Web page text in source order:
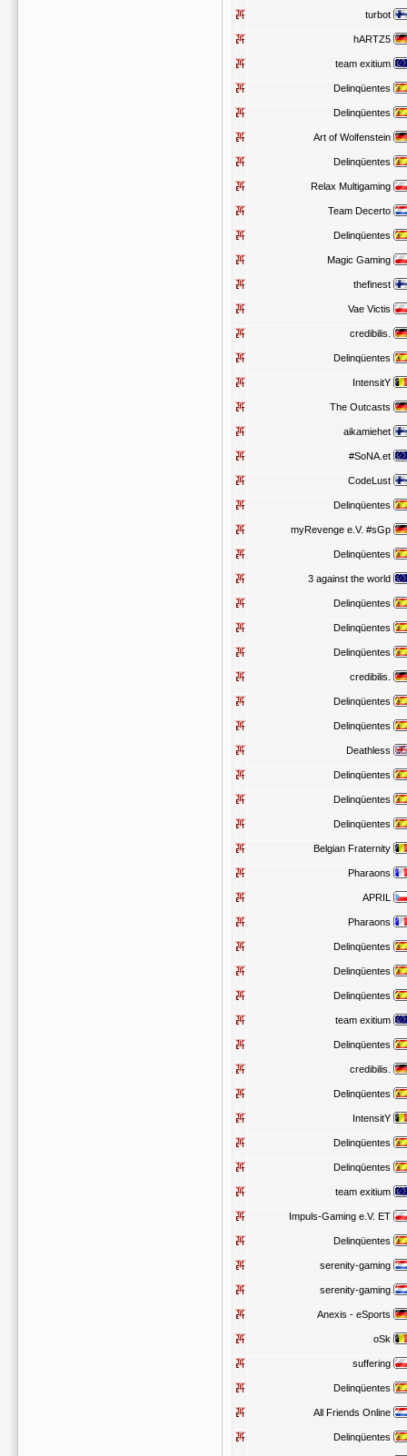
turbot
hARTZ5
team exitium
Delinqüentes
Delinqüentes
Art of Wolfenstein
Delinqüentes
Relax Multigaming
Team Decerto
Delinqüentes
Magic Gaming
thefinest
Vae Victis
credibilis.
Delinqüentes
IntensitY
The Outcasts
aikamiehet
#SoNA.et
CodeLust
Delinqüentes
myRevenge e.V. #sGp
Delinqüentes
3 against the world
Delinqüentes
Delinqüentes
Delinqüentes
credibilis.
Delinqüentes
Delinqüentes
Deathless
Delinqüentes
Delinqüentes
Delinqüentes
Belgian Fraternity
Pharaons
APRIL
Pharaons
Delinqüentes
Delinqüentes
Delinqüentes
team exitium
Delinqüentes
credibilis.
Delinqüentes
IntensitY
Delinqüentes
Delinqüentes
team exitium
Impuls-Gaming e.V. ET
Delinqüentes
serenity-gaming
serenity-gaming
Anexis - eSports
oSk
suffering
Delinqüentes
All Friends Online
Delinqüentes